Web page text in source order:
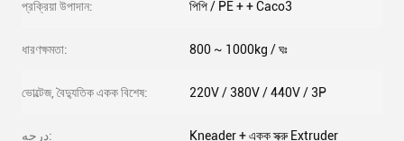
প্রক্রিয়া উপাদান: পিপি / PE + + Caco3
ধারণক্ষমতা: 800 ~ 1000kg / ঘঃ
ভোল্টেজ, বৈদ্যুতিক একক বিশেষ: 220V / 380V / 440V / 3P
درجه: Kneader + একক স্ক্রু Extruder